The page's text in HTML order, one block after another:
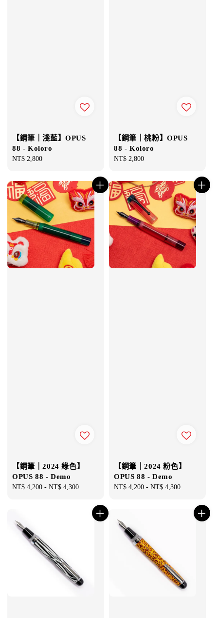
【鋼筆｜淺藍】OPUS
88 - Koloro
Regular
NT$ 2,800
【鋼筆｜桃粉】OPUS
88 - Koloro
Regular
NT$ 2,800
【鋼筆｜2024 綠色】
OPUS 88 - Demo
Regular
NT$ 4,200 - NT$ 4,300
【鋼筆｜2024 粉色】
OPUS 88 - Demo
Regular
NT$ 4,200 - NT$ 4,300